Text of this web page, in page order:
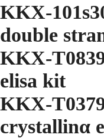
KKX-
double
KKX-
elisa kit
KKX-
crystallinα